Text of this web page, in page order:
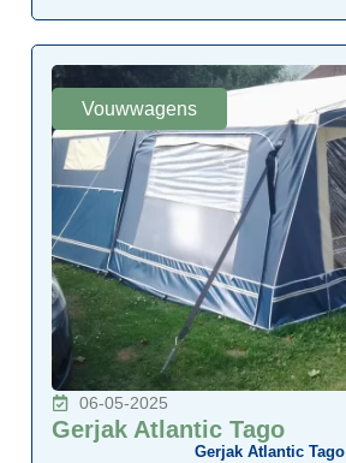
Vouwwagens
06-05-2025
Gerjak Atlantic Tago
Gerjak Atlantic Tago